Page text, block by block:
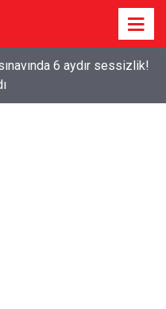
6 aydır sessizlik!